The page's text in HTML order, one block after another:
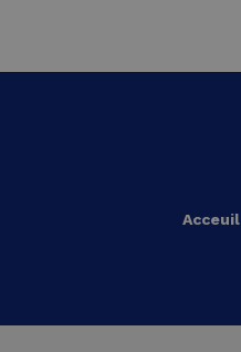
Acceuil